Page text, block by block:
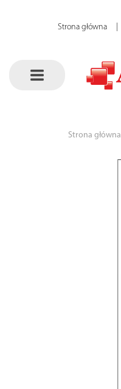
Strona główna
Strona główna